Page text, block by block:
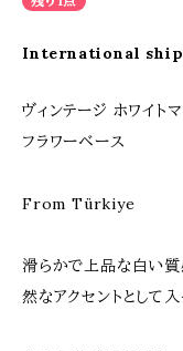
International
ヴィンテージ ホワイト
フラワーベース
From Türkiye
滑らかで上品な白い
然なアクセントとして